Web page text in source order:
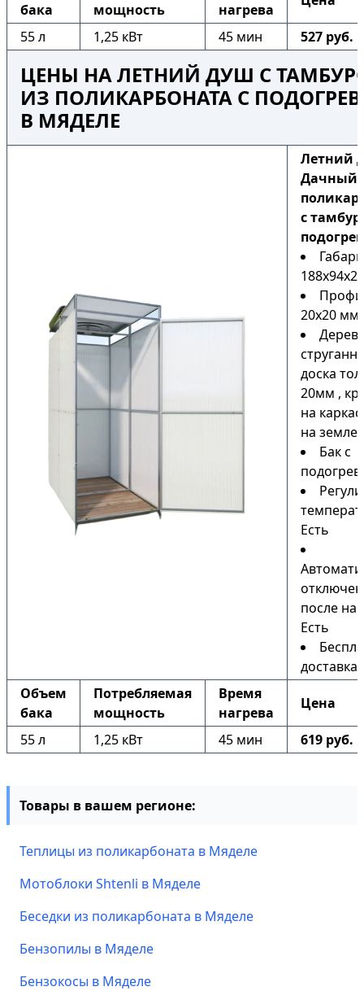
бака мощность нагрева
55 л 1,25 кВт 45 мин 527 руб.
ЦЕНЫ НА ЛЕТНИЙ ДУШ С
ИЗ ПОЛИКАРБОНАТА С
В МЯДЕЛЕ
Летний
Дачный
с
20х20 мм
доска
20мм ,
на
на земле)
Бак с
Есть
после
Есть
доставка
Объем
бака
Потребляемая
мощность
Время
нагрева
Цена
55 л 1,25 кВт 45 мин 619 руб.
Товары в вашем регионе:
Теплицы из поликарбоната в Мяделе
Мотоблоки Shtenli в Мяделе
Беседки из поликарбоната в Мяделе
Бензопилы в Мяделе
Бензокосы в Мяделе